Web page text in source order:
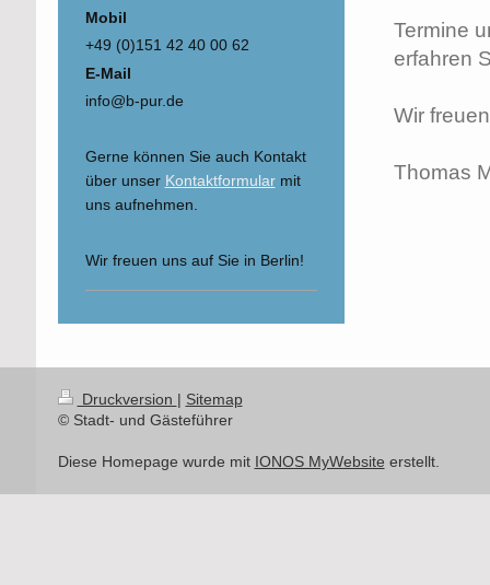
Termine
erfahren
Wir
Thomas
Mobil
+49 (0)151 42 40 00 62
E-Mail
info@b-pur.de
Gerne können Sie auch Kontakt
über unser Kontaktformularmit
uns aufnehmen.
Wir freuen uns auf Sie in Berlin!
Druckversion | Sitemap
© Stadt- und Gästeführer
Diese Homepage wurde mit IONOS MyWebsite erstellt.